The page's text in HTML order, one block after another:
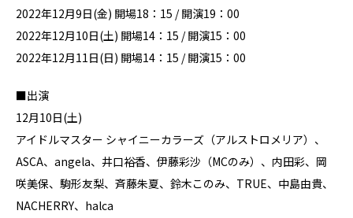
2022年12月9日(金) 開場18：15 / 開演19：00
2022年12月10日(土) 開場14：15 / 開演15：00
2022年12月11日(日) 開場14：15 / 開演15：00
■出演
12月10日(土)
アイドルマスター シャイニーカラーズ（アルストロメリア）、
ASCA、angela、井口裕香、伊藤彩沙（MCのみ）、内田彩、岡
咲美保、駒形友梨、斉藤朱夏、鈴木このみ、TRUE、中島由貴、
NACHERRY、halca